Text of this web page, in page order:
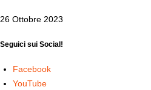
26 Ottobre 2023
Seguici sui Social!
Facebook
YouTube